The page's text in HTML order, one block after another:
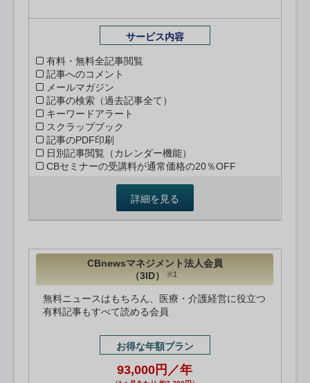
サービス内容
有料・無料全記事閲覧
記事へのコメント
メールマガジン
記事の検索（過去記事全て）
キーワードアラート
スクラップブック
記事のPDF印刷
日別記事閲覧（カレンダー機能）
CBセミナーの受講料が通常価格の20％OFF
詳細を見る
CBnewsマネジメント法人会員
（3ID）
※1
無料ニュースはもちろん、医療・介護経営に役立つ
有料記事もすべて読める会員
お得な年額プラン
93,000円／年